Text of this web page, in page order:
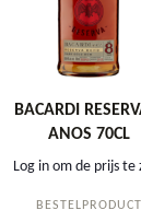
BACARDI
ANOS 70CL
Log in om de prijs te
BESTELPRODUCT